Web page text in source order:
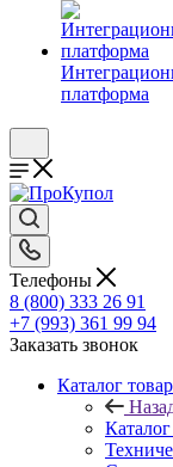
платформа
Телефоны
8 (800) 333 26 91
+7 (993) 361 99 94
Заказать звонок
Каталог